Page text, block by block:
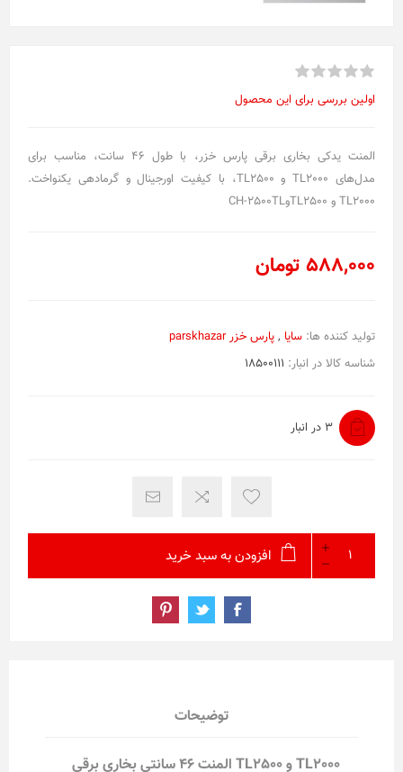
اولین بررسی برای این محصول
المنت یدکی بخاری برقی پارس خزر، با طول ۴۶ سانت، مناسب برای
مدل‌های TL2000 و TL2500، با کیفیت اورجینال و گرمادهی یکنواخت.
TL2000 و TL2500وCH-2500TL
588,000 تومان
تولید کننده ها: سایا , پارس خزر parskhazar
شناسه کالا در انبار: 18500111
3 در انبار
افزودن به سبد خرید
توضیحات
TL2000 و TL2500 المنت ۴۶ سانتی بخاری برقی